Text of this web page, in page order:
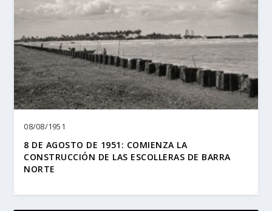
08/08/1951
8 DE AGOSTO DE 1951: COMIENZA LA
CONSTRUCCIÓN DE LAS ESCOLLERAS DE BARRA
NORTE